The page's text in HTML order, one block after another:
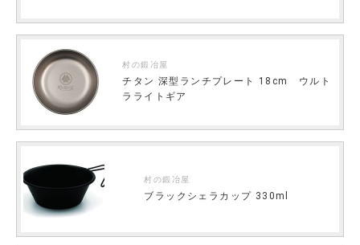
村の鍛冶屋
チタン 深型ランチプレート 18cm ウルト
ラライトギア
村の鍛冶屋
ブラックシェラカップ 330ml